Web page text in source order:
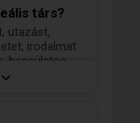
társ?
utazást,
irodalmat
becsületes,
nő.